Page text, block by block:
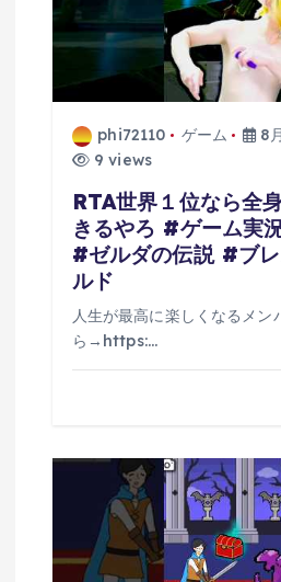
phi72110 ゲーム
8
9 views
RTA世界１位なら全
きるやろ #ゲーム実
#ゼルダの伝説 #ブ
ルド
人生が最高に楽しくなるメン
ら→https:…